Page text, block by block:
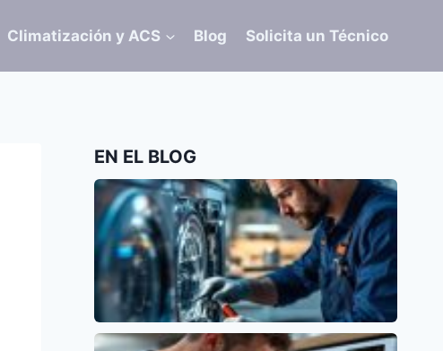
Climatización y ACS Blog Solicita un Técnico
EN EL BLOG
Error E15 en Lavavajillas Siemens: Causas y